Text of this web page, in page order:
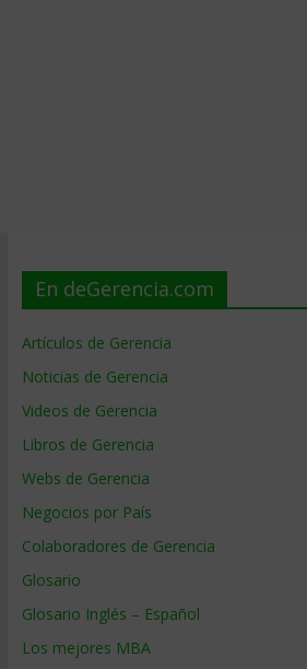
En deGerencia.com
Artículos de Gerencia
Noticias de Gerencia
Videos de Gerencia
Libros de Gerencia
Webs de Gerencia
Negocios por País
Colaboradores de Gerencia
Glosario
Glosario Inglés – Español
Los mejores MBA